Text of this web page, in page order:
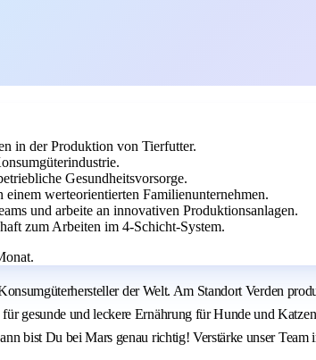
in der Produktion von Tierfutter.
Gesundheitsvorsorge.
werteorientierten Familienunternehmen.
und arbeite an innovativen Produktionsanlagen.
zum Arbeiten im 4-Schicht-System.
der Welt. Am Standort Verden
gesunde und leckere Ernährung für Hunde und
bist Du bei Mars genau richtig! Verstärke unser